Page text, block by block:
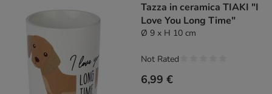
Tazza in ceramica TIAKI "I
Love You Long Time"
Ø 9 x H 10 cm
6,99 €
Not Rated